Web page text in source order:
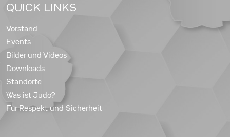
QUICK LINKS
Vorstand
Events
Bilder und Videos
Downloads
Standorte
Was ist Judo?
Für Respekt und Sicherheit